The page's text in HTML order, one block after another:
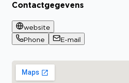
Contactgegevens
website
Phone
E-mail